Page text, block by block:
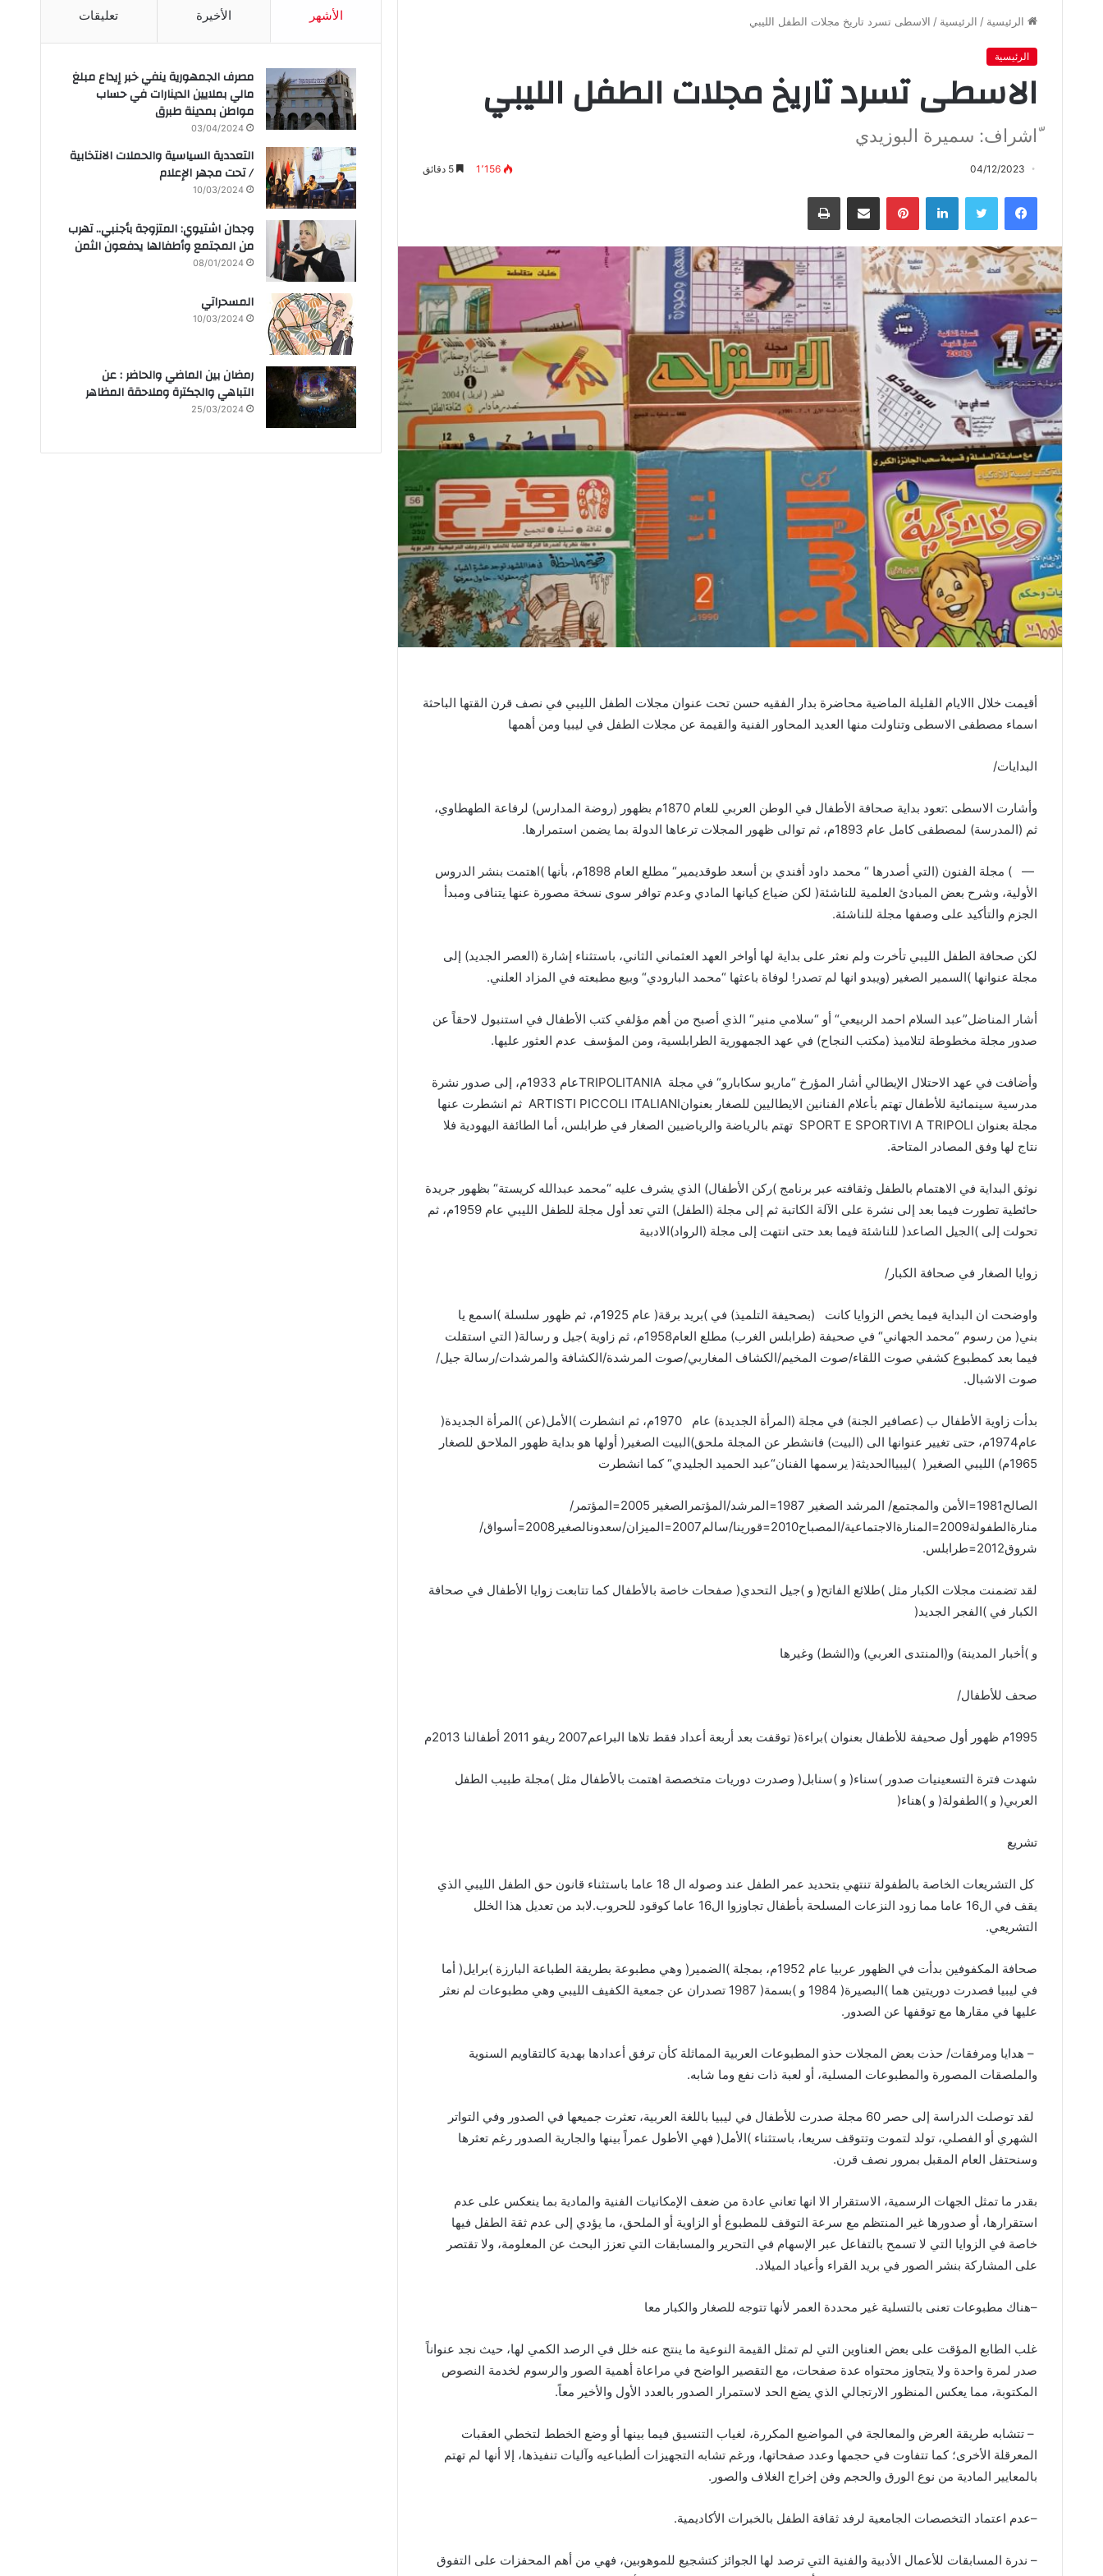
الرئيسية / الرئيسية / الاسطى تسرد تاريخ مجلات الطفل الليبي
الرئيسية
الاسطى تسرد تاريخ مجلات الطفل الليبي
ّاشراف: سميرة البوزيدي
04/12/2023 1٬156 5 دقائق
فيسبوك تويتر لينكدإن بينتيريست مشاركة عبر البريد طباعة
أقيمت خلال االايام القليلة الماضية محاضرة بدار الفقيه حسن تحت عنوان مجلات الطفل الليبي في نصف قرن القتها الباحثة
اسماء مصطفى الاسطى وتناولت منها العديد المحاور الفنية والقيمة عن مجلات الطفل في ليبيا ومن أهمها
البدايات/
وأشارت الاسطى :تعود بداية صحافة الأطفال في الوطن العربي للعام 1870م بظهور (روضة المدارس) لرفاعة الطهطاوي،
ثم (المدرسة) لمصطفى كامل عام 1893م، ثم توالى ظهور المجلات ترعاها الدولة بما يضمن استمرارها.
—
) مجلة الفنون (التي أصدرها “محمد داود أفندي بن أسعد طوقديمير “مطلع العام 1898م، بأنها )اهتمت بنشر الدروس
الأولية، وشرح بعض المبادئ العلمية للناشئة( لكن ضياع كيانها المادي وعدم توافر سوى نسخة مصورة عنها يتنافى ومبدأ
الجزم والتأكيد على وصفها مجلة للناشئة.
لكن صحافة الطفل الليبي تأخرت ولم نعثر على بداية لها أواخر العهد العثماني الثاني، باستثناء إشارة (العصر الجديد) إلى
مجلة عنوانها )السمير الصغير (ويبدو انها لم تصدر ! لوفاة باعثها “محمد البارودي“وبيع مطبعته في المزاد العلني.
أشار المناضل”عبد السلام احمد الربيعي“ أو “سلامي منير “الذي أصبح من أهم مؤلفي كتب الأطفال في استنبول لاحقاً عن
صدور مجلة مخطوطة لتلاميذ (مكتب النجاح) في عهد الجمهورية الطرابلسية، ومن المؤسف عدم العثور عليها.
وأضافت في عهد الاحتلال الإيطالي أشار المؤرخ “ماريو سكابارو“في مجلة TRIPOLITANIAعام 1933م، إلى صدور نشرة
مدرسية سينمائية للأطفال تهتم بأعلام الفنانين الايطاليين للصغار بعنوان
ARTISTI PICCOLI ITALIANI
ثم انشطرت عنها
مجلة بعنوان
SPORT E SPORTIVI A TRIPOLI
تهتم بالرياضة والرياضيين الصغار في طرابلس، أما الطائفة اليهودية فلا
نتاج لها وفق المصادر المتاحة.
نوثق البداية في الاهتمام بالطفل وثقافته عبر برنامج )ركن الأطفال) الذي يشرف عليه “محمد عبدالله كريستة“بظهور جريدة
حائطية تطورت فيما بعد إلى نشرة على الآلة الكاتبة ثم إلى مجلة (الطفل) التي تعد أول مجلة للطفل الليبي عام 1959م، ثم
تحولت إلى )الجيل الصاعد( للناشئة فيما بعد حتى انتهت إلى مجلة (الرواد)الادبية
زوايا الصغار في صحافة الكبار /
واوضحت ان البداية فيما يخص الزوايا كانت (بصحيفة التلميذ) في )بريد برقة( عام 1925م، ثم ظهور سلسلة )اسمع يا
بني( من رسوم “محمد الجهاني“في صحيفة (طرابلس الغرب) مطلع العام1958م، ثم زاوية )جيل و رسالة( التي استقلت
فيما بعد كمطبوع كشفي صوت اللقاء/صوت المخيم/الكشاف المغاربي/صوت المرشدة/الكشافة والمرشدات/رسالة جيل/
صوت الاشبال.
بدأت زاوية الأطفال ب (عصافير الجنة) في مجلة (المرأة الجديدة) عام 1970م، ثم انشطرت )الأمل(عن )المرأة الجديدة(
عام1974م، حتى تغيير عنوانها الى (البيت) فانشطر عن المجلة ملحق)البيت الصغير ( أولها هو بداية ظهور الملاحق للصغار
1965م) الليبي الصغير (
)ليبياالحديثة( يرسمها الفنان“عبد الحميد الجليدي“ كما انشطرت
الصالح1981
=الأمن والمجتمع/ المرشد الصغير 1987
=المرشد/المؤتمرالصغير 2005
=المؤتمر /
منارةالطفولة2009
=المنارةالاجتماعية/المصباح2010
=قورينا/سالم2007
=الميزان/سعدونالصغير 2008
=أسواق/
شروق2012
=طرابلس.
لقد تضمنت مجلات الكبار مثل )طلائع الفاتح( و )جيل التحدي( صفحات خاصة بالأطفال كما تتابعت زوايا الأطفال في صحافة
الكبار في )الفجر الجديد(
و )أخبار المدينة) و(المنتدى العربي) و(الشط) وغيرها
صحف للأطفال/
1995م ظهور أول صحيفة للأطفال بعنوان )براءة( توقفت بعد أربعة أعداد فقط تلاها البراعم2007 ريفو 2011 أطفالنا 2013م
شهدت فترة التسعينيات صدور )سناء( و )سنابل( وصدرت دوريات متخصصة اهتمت بالأطفال مثل )مجلة طبيب الطفل
العربي( و )الطفولة( و )هناء(
تشريع
كل التشريعات الخاصة بالطفولة تنتهي بتحديد عمر الطفل عند وصوله ال 18 عاما باستثناء قانون حق الطفل الليبي الذي
يقف في ال16 عاما مما زود النزعات المسلحة بأطفال تجاوزوا ال16 عاما كوقود للحروب.لابد من تعديل هذا الخلل
التشريعي.
صحافة المكفوفين بدأت في الظهور عربيا عام 1952م، بمجلة )الضمير ( وهي مطبوعة بطريقة الطباعة البارزة )برايل( أما
في ليبيا فصدرت دوريتين هما )البصيرة(
1984 و )بسمة(
1987 تصدران عن جمعية الكفيف الليبي وهي مطبوعات لم نعثر
عليها في مقارها مع توقفها عن الصدور .
– هدايا ومرفقات/ حذت بعض المجلات حذو المطبوعات العربية المماثلة كأن ترفق أعدادها بهدية كالتقاويم السنوية
والملصقات المصورة والمطبوعات المسلية، أو لعبة ذات نفع وما شابه.
لقد توصلت الدراسة إلى حصر 60 مجلة صدرت للأطفال في ليبيا باللغة العربية، تعثرت جميعها في الصدور وفي التواتر
الشهري أو الفصلي، تولد لتموت وتتوقف سريعا، باستثناء )الأمل( فهي الأطول عمراً بينها والجارية الصدور رغم تعثرها
وسنحتفل العام المقبل بمرور نصف قرن.
بقدر ما تمثل الجهات الرسمية، الاستقرار الا انها تعاني عادة من ضعف الإمكانيات الفنية والمادية بما ينعكس على عدم
استقرارها، أو صدورها غير المنتظم مع سرعة التوقف للمطبوع أو الزاوية أو الملحق، ما يؤدي إلى عدم ثقة الطفل فيها
خاصة في الزوايا التي لا تسمح بالتفاعل عبر الإسهام في التحرير والمسابقات التي تعزز البحث عن المعلومة، ولا تقتصر
على المشاركة بنشر الصور في بريد القراء وأعياد الميلاد.
–هناك مطبوعات تعنى بالتسلية غير محددة العمر لأنها تتوجه للصغار والكبار معا
غلب الطابع المؤقت على بعض العناوين التي لم تمثل القيمة النوعية ما ينتج عنه خلل في الرصد الكمي لها، حيث نجد عنواناً
صدر لمرة واحدة ولا يتجاوز محتواه عدة صفحات، مع التقصير الواضح في مراعاة أهمية الصور والرسوم لخدمة النصوص
المكتوبة، مما يعكس المنظور الارتجالي الذي يضع الحد لاستمرار الصدور بالعدد الأول والأخير معاً.
– تتشابه طريقة العرض والمعالجة في المواضيع المكررة، لغياب التنسيق فيما بينها أو وضع الخطط لتخطي العقبات
المعرقلة الأخرى؛ كما تتفاوت في حجمها وعدد صفحاتها، ورغم تشابه التجهيزات ألطباعيه وآليات تنفيذها، إلا أنها لم تهتم
بالمعايير المادية من نوع الورق والحجم وفن إخراج الغلاف والصور .
–عدم اعتماد التخصصات الجامعية لرفد ثقافة الطفل بالخبرات الأكاديمية.
– ندرة المسابقات للأعمال الأدبية والفنية التي ترصد لها الجوائز كتشجيع للموهوبين، فهي من أهم المحفزات على التفوق
الأشهر الأخيرة تعليقات
مصرف الجمهورية ينفي خبر إيداع مبلغ
مالي بملايين الدينارات في حساب
مواطن بمدينة طبرق
03/04/2024
التعددية السياسية والحملات الانتخابية
/ تحت مجهر الإعلام
10/03/2024
وجدان اشتيوي: المتزوجة بأجنبي.. تهرب
من المجتمع وأطفالها يدفعون الثمن
08/01/2024
المسحراتي
10/03/2024
رمضان بين الماضي والحاضر : عن
التباهي والجكترة وملاحقة المظاهر
25/03/2024